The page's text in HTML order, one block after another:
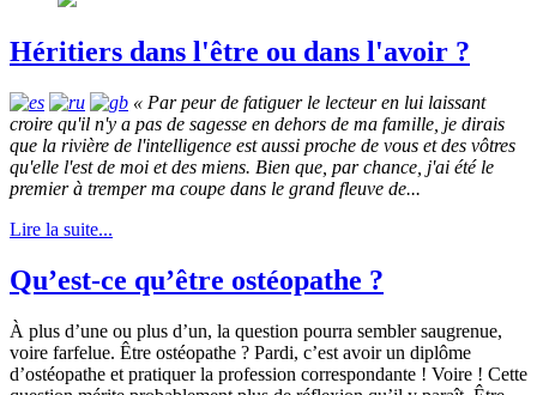
Héritiers dans l'être ou dans l'avoir ?
« Par peur de fatiguer le lecteur en lui laissant
croire qu'il n'y a pas de sagesse en dehors de ma famille, je dirais
que la rivière de l'intelligence est aussi proche de vous et des vôtres
qu'elle l'est de moi et des miens. Bien que, par chance, j'ai été le
premier à tremper ma coupe dans le grand fleuve de...
Lire la suite...
Qu’est-ce qu’être ostéopathe ?
À plus d’une ou plus d’un, la question pourra sembler saugrenue,
voire farfelue. Être ostéopathe ? Pardi, c’est avoir un diplôme
d’ostéopathe et pratiquer la profession correspondante ! Voire ! Cette